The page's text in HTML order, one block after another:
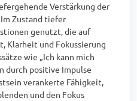
Verstärkung der
Zustand tiefer
genutzt, die auf
Klarheit und Fokussierung
wie „Ich kann mich
durch positive Impulse
verankerte Fähigkeit,
und den Fokus